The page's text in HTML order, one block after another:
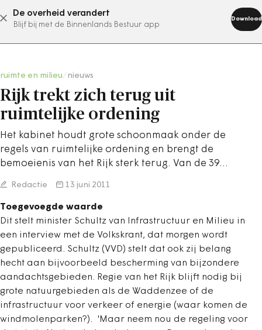
De overheid verandert
Blijf bij met de Binnenlands Bestuur app
Download
abonneer nu
ruimte en milieu nieuws
Rijk trekt zich terug uit
ruimtelijke ordening
Het kabinet houdt grote schoonmaak onder de
regels van ruimtelijke ordening en brengt de
bemoeienis van het Rijk sterk terug. Van de 39…
Redactie 13 juni 2011
Toegevoegde waarde
Dit stelt minister Schultz van Infrastructuur en Milieu in
een interview met de Volkskrant, dat morgen wordt
gepubliceerd. Schultz (VVD) stelt dat ook zij belang
hecht aan bijvoorbeeld bescherming van bijzondere
aandachtsgebieden. Regie van het Rijk blijft nodig bij
grote natuurgebieden als de Waddenzee of de
infrastructuur voor verkeer of energie (waar komen de
windmolenparken?). 'Maar neem nou de regeling voor